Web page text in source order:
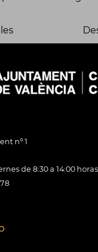
nº 1
de 8:30 a 14:00 horas